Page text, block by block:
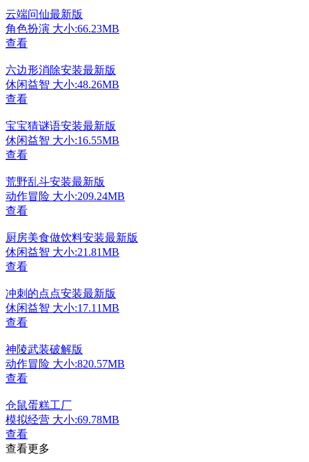
云端问仙最新版
角色扮演 大小:66.23MB
查看
六边形消除安装最新版
休闲益智 大小:48.26MB
查看
宝宝猜谜语安装最新版
休闲益智 大小:16.55MB
查看
荒野乱斗安装最新版
动作冒险 大小:209.24MB
查看
厨房美食做饮料安装最新版
休闲益智 大小:21.81MB
查看
冲刺的点点安装最新版
休闲益智 大小:17.11MB
查看
神陵武装破解版
动作冒险 大小:820.57MB
查看
仓鼠蛋糕工厂
模拟经营 大小:69.78MB
查看
查看更多